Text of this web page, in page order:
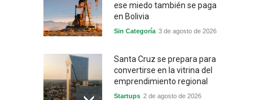
ese miedo también se paga
en Bolivia
Sin Categoría 3 de agosto de 2026
Santa Cruz se prepara para
convertirse en la vitrina del
emprendimiento regional
Startups 2 de agosto de 2026